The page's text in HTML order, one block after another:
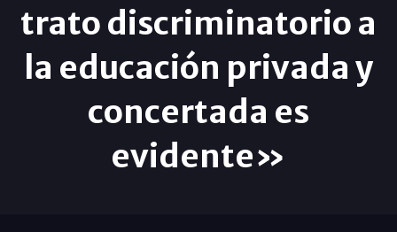
trato discriminatorio a
la educación privada y
concertada es
evidente»